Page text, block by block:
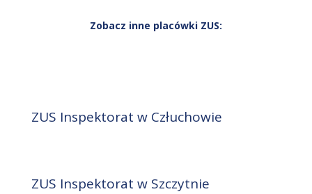
Zobacz inne placówki ZUS:
ZUS Inspektorat w Człuchowie
ZUS Inspektorat w Szczytnie